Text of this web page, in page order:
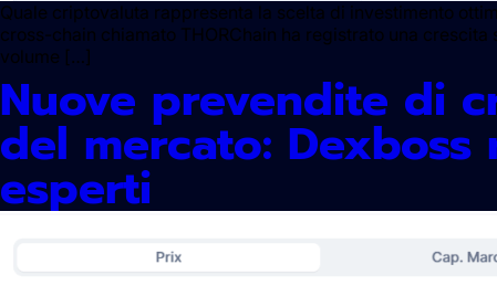
Quale criptovaluta rappresenta la scelta di investimento
cross-chain chiamato THORChain ha registrato una
volume […]
Nuove prevendite di
del mercato:
esperti